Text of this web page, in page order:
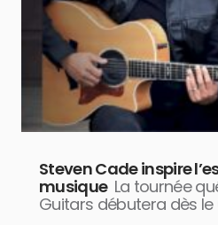
Steven Cade inspire
musique La tournée
Guitars débutera dès le